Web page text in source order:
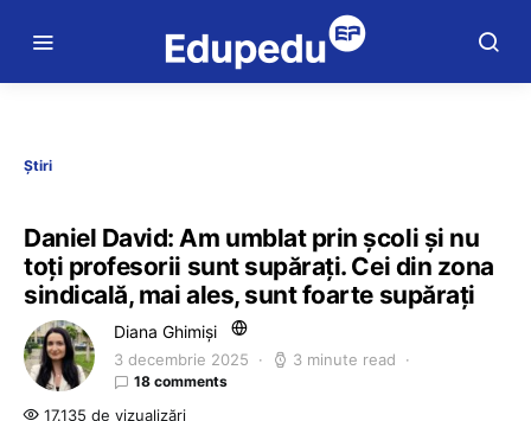
Știri
Daniel David: Am umblat prin școli și nu
toți profesorii sunt supărați. Cei din zona
sindicală, mai ales, sunt foarte supărați
Diana Ghimiși
3 decembrie 2025 3 minute read
18 comments
17.135 de vizualizări